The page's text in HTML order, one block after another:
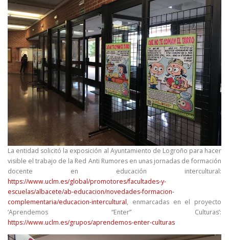
La entidad solicitó la exposición al Ayuntamiento de Logroño para hacer
visible el trabajo de la Red Anti Rumores en unas jornadas de formación
docente en educación intercultural:
https://www.uclm.es/global/promotores/facultades-y-
escuelas/albacete/ab-educacion/novedades-formacion-
complementaria/educacion-intercultural, enmarcadas en el proyecto
‘Aprendemos “Enter” Culturas’:
https://www.uclm.es/grupos/aprendemos-enter-culturas